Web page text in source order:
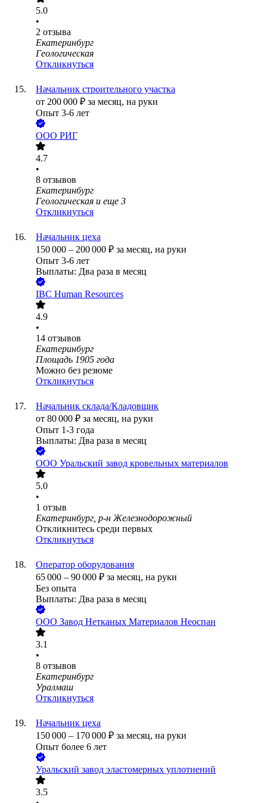
5.0
•
2 отзыва
Екатеринбург
Геологическая
Откликнуться
Начальник строительного участка
от 200 000 ₽ за месяц, на руки
Опыт 3-6 лет
ООО РИГ
4.7
•
8 отзывов
Екатеринбург
Геологическая и еще 3
Откликнуться
Начальник цеха
150 000 – 200 000 ₽ за месяц, на руки
Опыт 3-6 лет
Выплаты: Два раза в месяц
IBC Human Resources
4.9
•
14 отзывов
Екатеринбург
Площадь 1905 года
Можно без резюме
Откликнуться
Начальник склада/Кладовщик
от 80 000 ₽ за месяц, на руки
Опыт 1-3 года
Выплаты: Два раза в месяц
ООО Уральский завод кровельных материалов
5.0
•
1 отзыв
Екатеринбург, р-н Железнодорожный
Откликнитесь среди первых
Откликнуться
Оператор оборудования
65 000 – 90 000 ₽ за месяц, на руки
Без опыта
Выплаты: Два раза в месяц
ООО Завод Нетканых Материалов Неоспан
3.1
•
8 отзывов
Екатеринбург
Уралмаш
Откликнуться
Начальник цеха
150 000 – 170 000 ₽ за месяц, на руки
Опыт более 6 лет
Уральский завод эластомерных уплотнений
3.5